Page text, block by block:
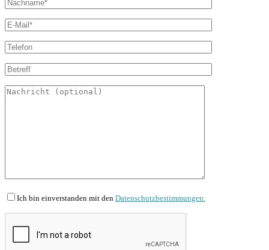
Ich bin einverstanden mit den Datenschutzbestimmungen.